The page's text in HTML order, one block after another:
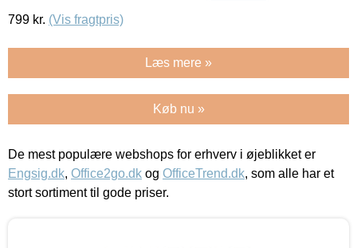
799 kr. (Vis fragtpris)
Læs mere »
Køb nu »
De mest populære webshops for erhverv i øjeblikket er
Engsig.dk, Office2go.dk og OfficeTrend.dk, som alle har et
stort sortiment til gode priser.